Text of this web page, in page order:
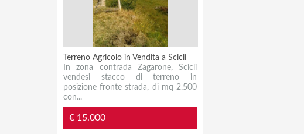
Terreno Agricolo in Vendita a Scicli
In zona contrada Zagarone, Scicli
vendesi stacco di terreno in
posizione fronte strada, di mq 2.500
con...
€ 15.000